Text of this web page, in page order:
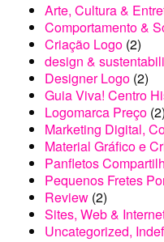
Arte, Cultura &
Comportamento &
Criação Logo (2)
design &
Designer Logo (2)
Guia Viva! Centro
Logomarca Preço (2)
Marketing Digital,
Material Gráfico e
Panfletos
Pequenos Fretes
Review (2)
Sites, Web &
Uncategorized,